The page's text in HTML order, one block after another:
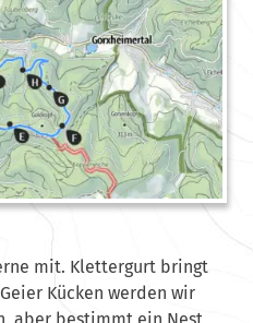
mit. Klettergurt bringt
Kücken werden wir